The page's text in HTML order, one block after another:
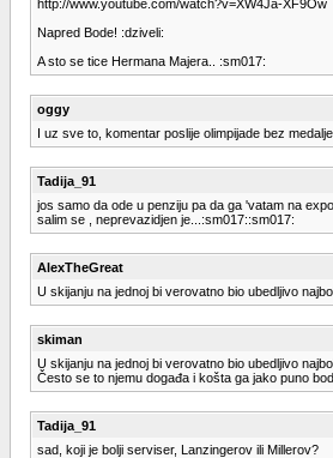
http://www.youtube.com/watch?v=XW4Ja-XF9Ow
Napred Bode! :dziveli:
A sto se tice Hermana Majera.. :sm017:
oggy
I uz sve to, komentar poslije olimpijade bez
Tadija_91
jos samo da ode u penziju pa da ga 'vatam na
salim se , neprevazidjen je...:sm017::sm017:
AlexTheGreat
U skijanju na jednoj bi verovatno bio ubedljivo
skiman
U skijanju na jednoj bi verovatno bio ubedljivo
Često se to njemu događa i košta ga jako puno
Tadija_91
sad, koji je bolji serviser, Lanzingerov ili Millerov?